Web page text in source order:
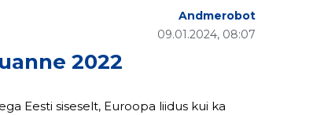
2022
09.01.2024, 08:07
Andmerobot
Eesti siseselt, Euroopa liidus kui ka